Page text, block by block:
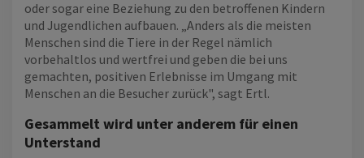
oder sogar eine Beziehung zu den betroffenen Kindern
und Jugendlichen aufbauen. „Anders als die meisten
Menschen sind die Tiere in der Regel nämlich
vorbehaltlos und wertfrei und geben die bei uns
gemachten, positiven Erlebnisse im Umgang mit
Menschen an die Besucher zurück", sagt Ertl.
Gesammelt wird unter anderem für einen
Unterstand